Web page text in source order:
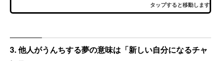
タップすると移動します
3. 他人がうんちする夢の意味は「新しい自分になるチャ